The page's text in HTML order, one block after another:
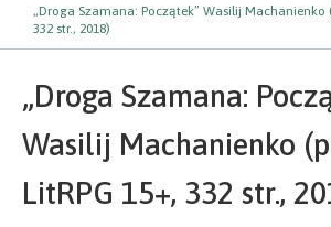
„Droga Szamana: Początek” Wasilij Machanienko
332 str., 2018)
„Droga Szamana:
Wasilij Machanienko
LitRPG 15+, 332 str.,